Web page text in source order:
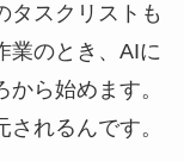
タスクリストも
業のとき、AIに
ら始めます。
されるんです。